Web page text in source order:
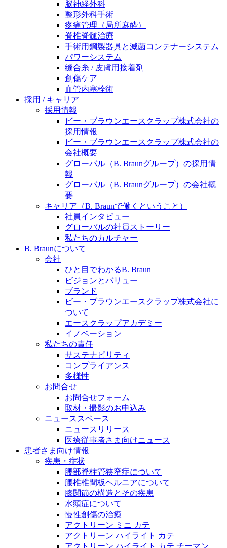
こちらの製品ポートフォリオからも、製品をお探しい
ただくことができます。
販売代理店さま向け情報​
お問合せ先、価格情報、E-Shopのご案内など販売店さ
ま向けの情報スペースです。
水頭症について
「水頭症」とはどのような疾患なのでしょう。成人に
多い水頭症と、小児に多い水頭症の特徴と症状、検査
や治療法など「水頭症」の概要を知っていただくこと
ができます。
エースクラップアカデミー
医療に携わるあらゆる方々に、学びと情報共有の場を
提供していくことを目指します。
お問合せフォームより、ご質問をお送りください。
脳神経外科
整形外科手術
疼痛管理（局所麻酔）
脊椎脊髄治療
手術用鋼製器具と滅菌コンテナーシステム
パワーシステム
縫合糸 / 皮膚用接着剤
創傷ケア
血管内塞栓術
採用 / キャリア
採用情報
ビー・ブラウンエースクラップ株式会社の
採用情報
ビー・ブラウンエースクラップ株式会社の
会社概要
グローバル（B. Braunグループ）の採用情
報
グローバル（B. Braunグループ）の会社概
要
キャリア（B. Braunで働くということ）
社員インタビュー
グローバルの社員ストーリー
私たちのカルチャー
B. Braunについて
会社
ひと目でわかるB. Braun
ビジョンとバリュー
ブランド
ビー・ブラウンエースクラップ株式会社に
ついて
エースクラップアカデミー
イノベーション
私たちの責任
サステナビリティ
コンプライアンス
多様性
お問合せ
お問合せフォーム
取材・撮影のお申込み
ニューススペース
ニュースリリース
医療従事者さま向けニュース
患者さま向け情報
疾患・症状
腰部脊柱管狭窄症について
腰椎椎間板ヘルニアについて
膝関節の構造とその疾患
水頭症について
慢性創傷の治癒
アクトリーン ミニ カテ
アクトリーン ハイライト カテ
アクトリーン ハイライト カテ チーマン